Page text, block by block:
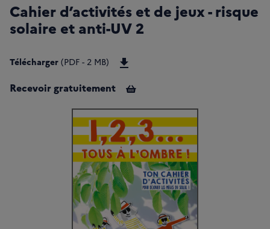
Cahier d’activités et de jeux - risque
solaire et anti-UV 2
Télécharger (PDF - 2 MB)
Recevoir gratuitement